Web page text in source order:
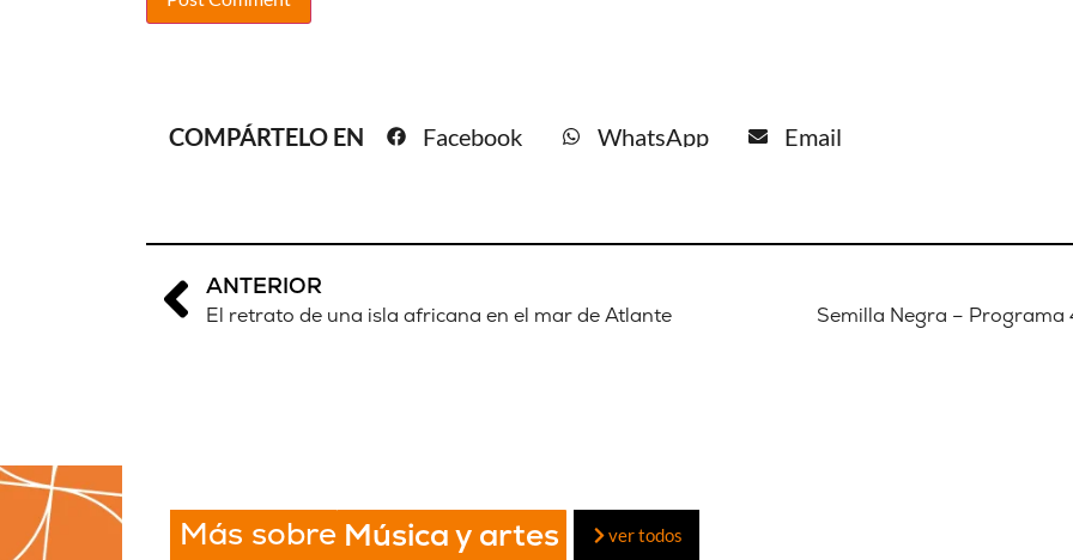
COMPÁRTELO EN Facebook WhatsApp Email
ANTERIOR
El retrato de una isla africana en el mar de Atlante Semilla Negra – Programa
Más sobre Música y artes ver todos